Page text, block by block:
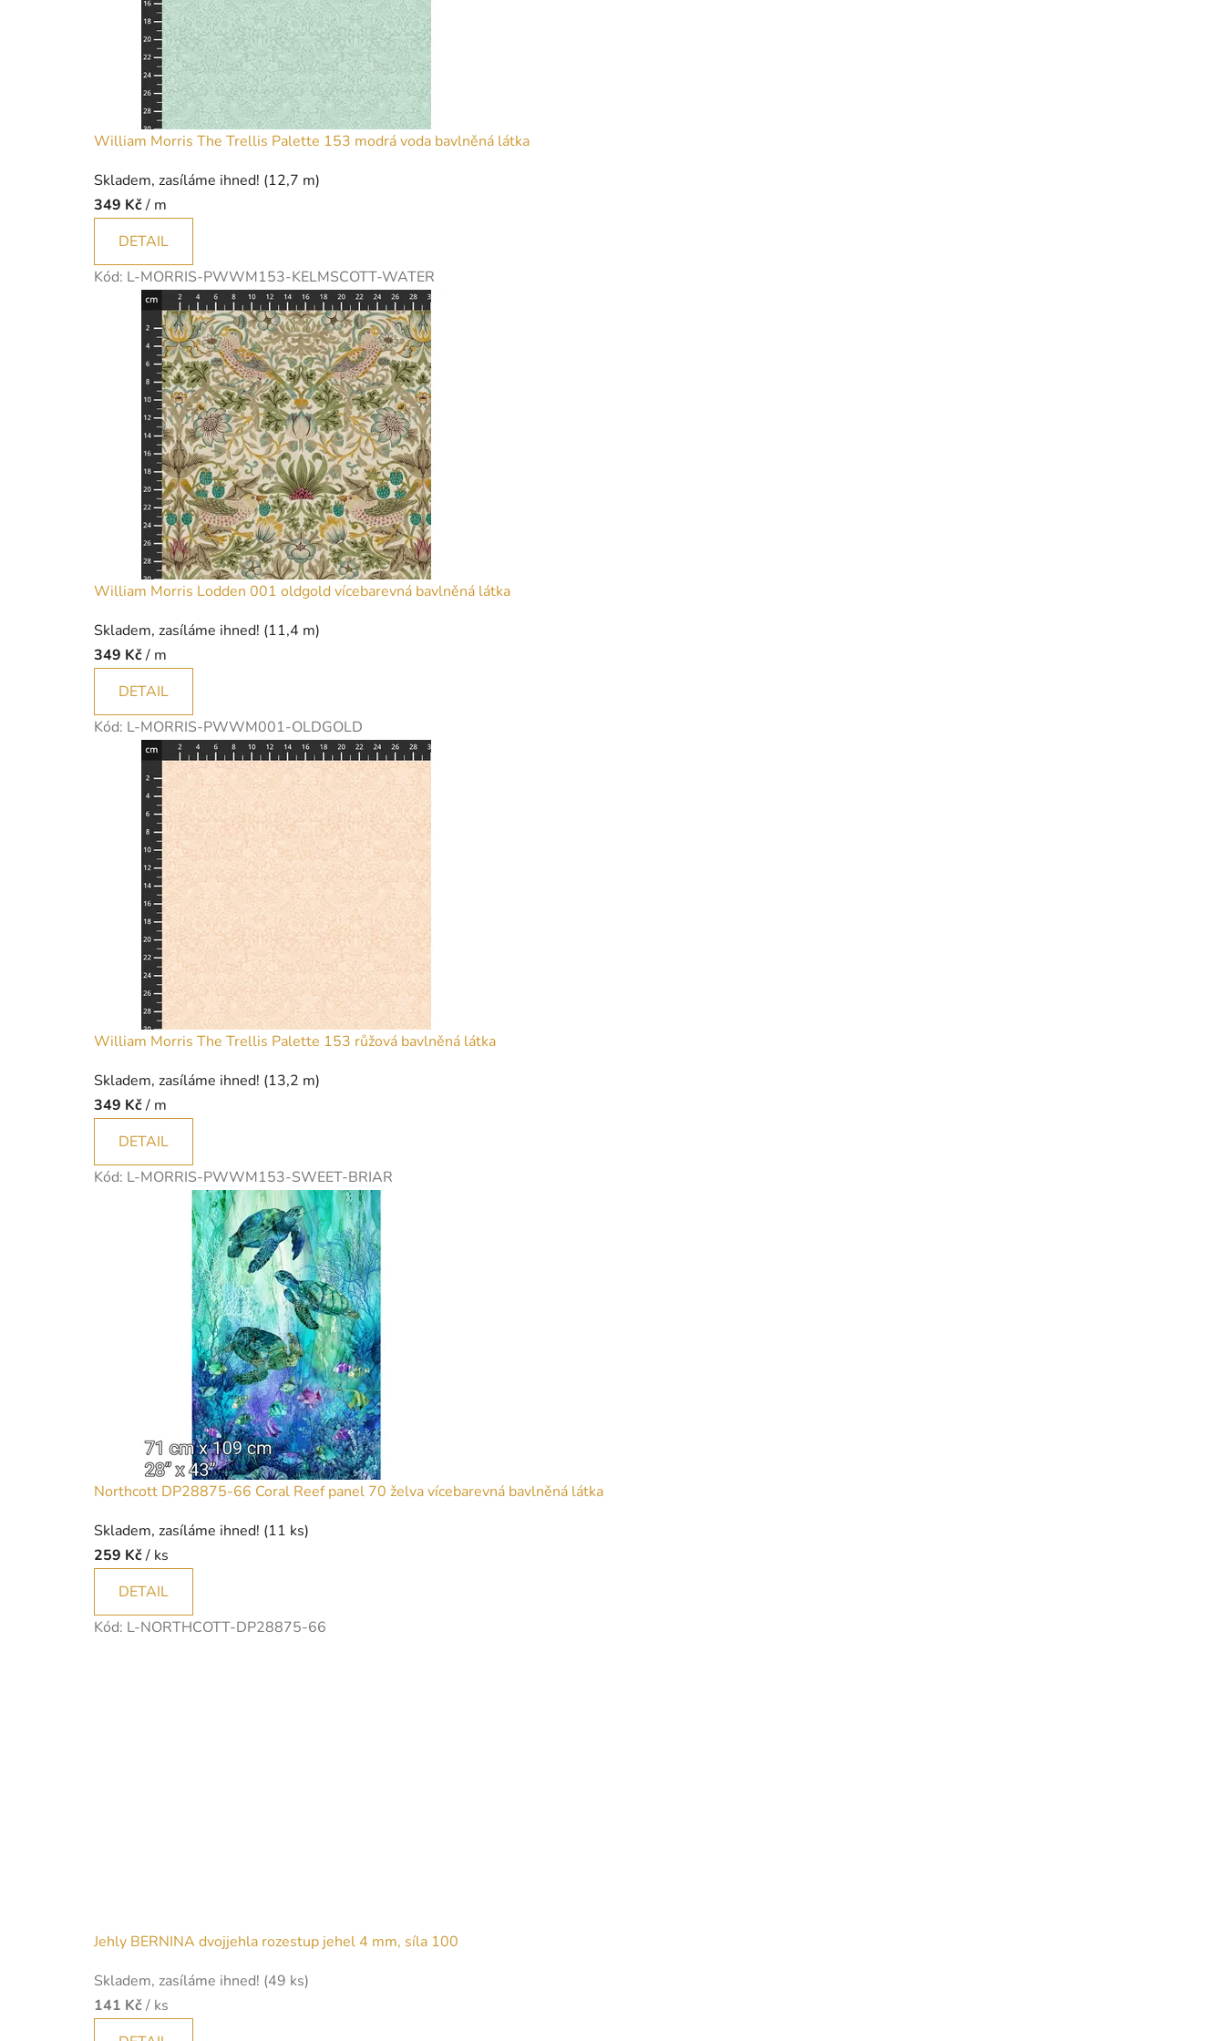
s
t
r
o
j
p
a
t
h
William Morris The Trellis Palette 153 modrá voda bavlněná látka
Skladem, zasíláme ihned! (12,7 m)
349 Kč/ m
DETAIL
Kód: L-MORRIS-PWWM153-KELMSCOTT-WATER
William Morris Lodden 001 oldgold vícebarevná bavlněná látka
Skladem, zasíláme ihned! (11,4 m)
349 Kč/ m
DETAIL
Kód: L-MORRIS-PWWM001-OLDGOLD
William Morris The Trellis Palette 153 růžová bavlněná látka
Skladem, zasíláme ihned! (13,2 m)
349 Kč/ m
DETAIL
Kód: L-MORRIS-PWWM153-SWEET-BRIAR
Northcott DP28875-66 Coral Reef panel 70 želva vícebarevná bavlněná látka
Skladem, zasíláme ihned! (11 ks)
259 Kč/ ks
DETAIL
Kód: L-NORTHCOTT-DP28875-66
Jehly BERNINA dvojjehla rozestup jehel 4 mm, síla 100
Skladem, zasíláme ihned! (49 ks)
141 Kč/ ks